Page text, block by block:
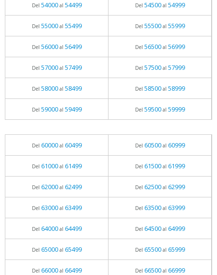
Del 54000al 54499 Del 54500al 54999
Del 55000al 55499 Del 55500al 55999
Del 56000al 56499 Del 56500al 56999
Del 57000al 57499 Del 57500al 57999
Del 58000al 58499 Del 58500al 58999
Del 59000al 59499 Del 59500al 59999
Del 60000al 60499 Del 60500al 60999
Del 61000al 61499 Del 61500al 61999
Del 62000al 62499 Del 62500al 62999
Del 63000al 63499 Del 63500al 63999
Del 64000al 64499 Del 64500al 64999
Del 65000al 65499 Del 65500al 65999
Del 66000al 66499 Del 66500al 66999